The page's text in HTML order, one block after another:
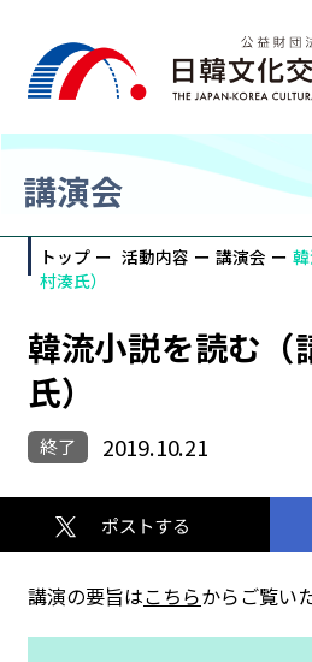
講演会
トップ 活動内容 講演会
村湊氏）
韓流小説を読む
氏）
終了 2019.10.21
講演の要旨はこちらからご覧い